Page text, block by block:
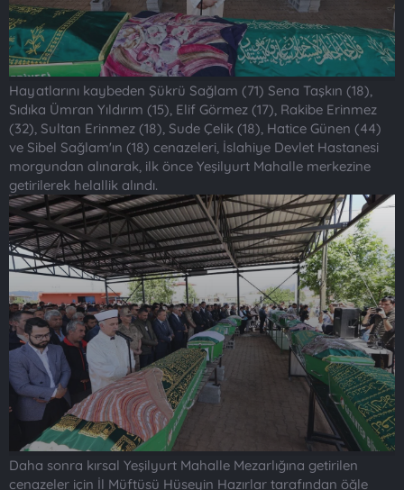
Hayatlarını kaybeden Şükrü Sağlam (71) Sena Taşkın (18),
Sıdıka Ümran Yıldırım (15), Elif Görmez (17), Rakibe Erinmez
(32), Sultan Erinmez (18), Sude Çelik (18), Hatice Günen (44)
ve Sibel Sağlam'ın (18) cenazeleri, İslahiye Devlet Hastanesi
morgundan alınarak, ilk önce Yeşilyurt Mahalle merkezine
getirilerek helallik alındı.
Daha sonra kırsal Yeşilyurt Mahalle Mezarlığına getirilen
cenazeler için İl Müftüsü Hüseyin Hazırlar tarafından öğle